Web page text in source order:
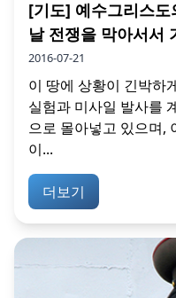
[기도] 예수그리스
날 전쟁을 막아서서
2016-07-21
이 땅에 상황이 긴박하
실험과 미사일 발사를
으로 몰아넣고 있으며,
이...
더보기